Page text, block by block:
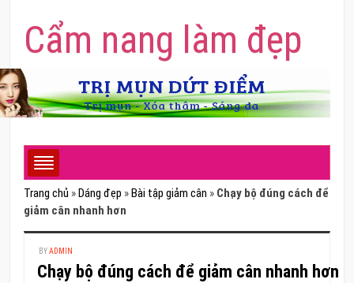
Cẩm nang làm đẹp
Trang chủ » Dáng đẹp » Bài tập giảm cân » Chạy bộ đúng cách để
giảm cân nhanh hơn
BYADMIN
Chạy bộ đúng cách để giảm cân nhanh hơn